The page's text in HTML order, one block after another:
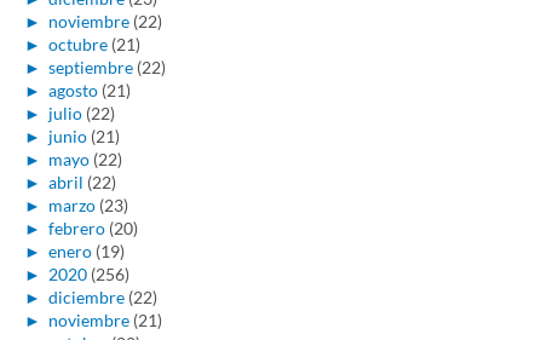
► noviembre (22)
► octubre (21)
► septiembre (22)
► agosto (21)
► julio (22)
► junio (21)
► mayo (22)
► abril (22)
► marzo (23)
► febrero (20)
► enero (19)
► 2020 (256)
► diciembre (22)
► noviembre (21)